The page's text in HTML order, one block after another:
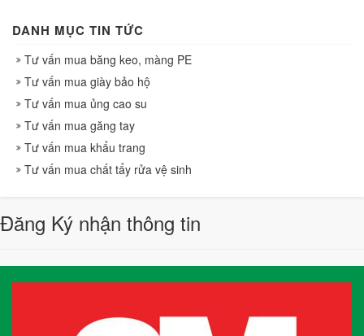
DANH MỤC TIN TỨC
Tư vấn mua băng keo, màng PE
Tư vấn mua giày bảo hộ
Tư vấn mua ủng cao su
Tư vấn mua găng tay
Tư vấn mua khẩu trang
Tư vấn mua chất tẩy rửa vệ sinh
Đăng Ký nhận thông tin